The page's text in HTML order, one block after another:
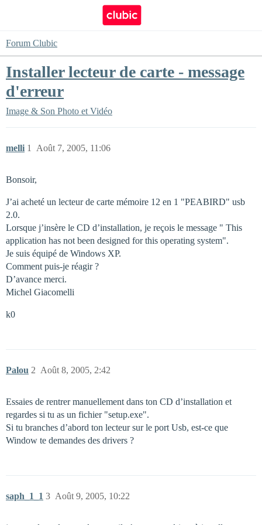
Forum Clubic
Installer lecteur de carte - message
d'erreur
Image & Son Photo et Vidéo
melli Août 7, 2005, 11:06
1
Bonsoir,
J’ai acheté un lecteur de carte mémoire 12 en 1 "PEABIRD" usb
2.0.
Lorsque j’insère le CD d’installation, je reçois le message " This
application has not been designed for this operating system".
Je suis équipé de Windows XP.
Comment puis-je réagir ?
D’avance merci.
Michel Giacomelli
k0
Palou Août 8, 2005, 2:42
2
Essaies de rentrer manuellement dans ton CD d’installation et
regardes si tu as un fichier "setup.exe".
Si tu branches d’abord ton lecteur sur le port Usb, est-ce que
Window te demandes des drivers ?
saph_1_1 Août 9, 2005, 10:22
3